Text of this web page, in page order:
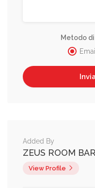
Metodo
Added By
ZEUS ROOM
View Profile